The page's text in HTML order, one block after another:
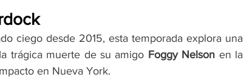
ciego desde 2015, esta temporada explora una
trágica muerte de su amigo Foggy Nelson en la
en Nueva York.